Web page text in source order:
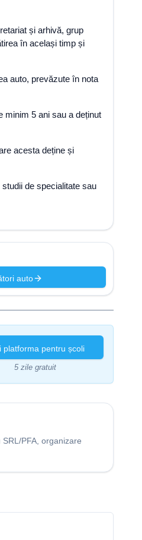
și arhivă, grup
în același timp și
auto, prevăzute în nota
minim 5 ani sau a deținut
acesta deține și
de specialitate sau
auto
platforma pentru școli
5 zile gratuit
PFA, organizare